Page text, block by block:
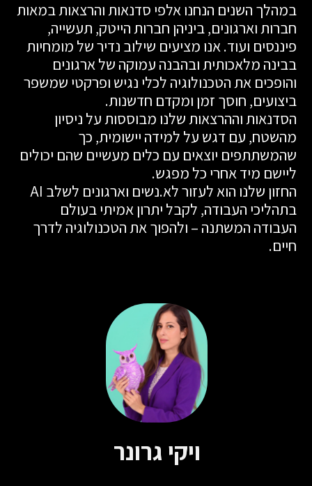
במהלך השנים הנחנו אלפי סדנאות והרצאות במאות
חברות וארגונים, ביניהן חברות הייטק, תעשייה,
פיננסים ועוד. אנו מציעים שילוב נדיר של מומחיות
בבינה מלאכותית ובהבנה עמוקה של ארגונים
והופכים את הטכנולוגיה לכלי נגיש ופרקטי שמשפר
ביצועים, חוסך זמן ומקדם חדשנות.
הסדנאות וההרצאות שלנו מבוססות על ניסיון
מהשטח, עם דגש על למידה יישומית, כך
שהמשתתפים יוצאים עם כלים מעשיים שהם יכולים
ליישם מיד אחרי כל מפגש.
החזון שלנו הוא לעזור לא.נשים וארגונים לשלב AI
בתהליכי העבודה, לקבל יתרון אמיתי בעולם
העבודה המשתנה – ולהפוך את הטכנולוגיה לדרך
חיים.
ויקי גרונר